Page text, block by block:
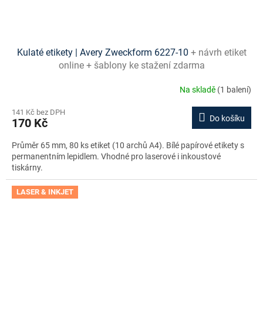
Kulaté etikety | Avery Zweckform 6227-10 + návrh etiket
online + šablony ke stažení zdarma
Na skladě (1 balení)
141 Kč bez DPH
170 Kč Do košíku
Průměr 65 mm, 80 ks etiket (10 archů A4). Bílé papírové etikety s
permanentním lepidlem. Vhodné pro laserové i inkoustové
tiskárny.
LASER & INKJET